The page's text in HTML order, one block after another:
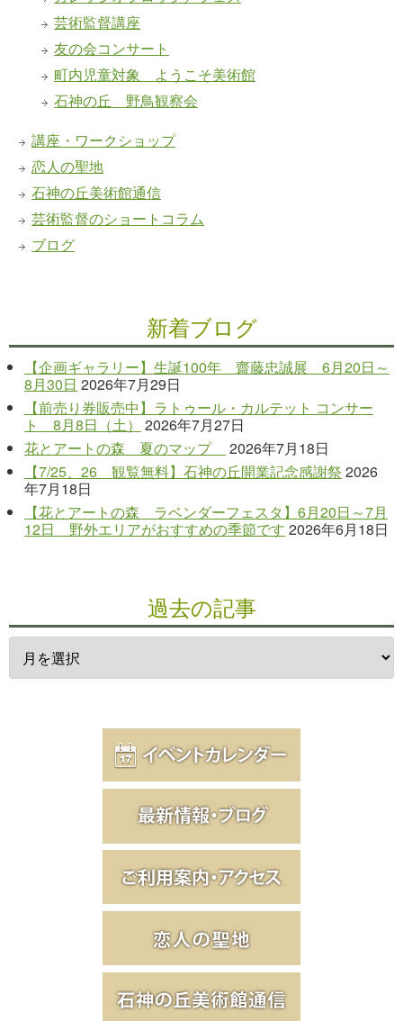
芸術監督講座
友の会コンサート
町内児童対象 ようこそ美術館
石神の丘 野鳥観察会
講座・ワークショップ
恋人の聖地
石神の丘美術館通信
芸術監督のショートコラム
ブログ
新着ブログ
【企画ギャラリー】生誕100年 齋藤忠誠展 6月20日～
8月30日 2026年7月29日
【前売り券販売中】ラトゥール・カルテット コンサー
ト 8月8日（土）
2026年7月27日
花とアートの森 夏のマップ
2026年7月18日
【7/25、26 観覧無料】石神の丘開業記念感謝祭 2026
年7月18日
【花とアートの森 ラベンダーフェスタ】6月20日～7月
12日 野外エリアがおすすめの季節です 2026年6月18日
過去の記事